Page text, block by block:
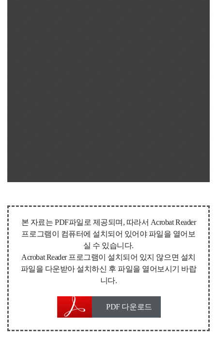
본 자료는 PDF파일로 제공되며, 따라서 Acrobat Reader
프로그램이 컴퓨터에 설치되어 있어야 파일을 열어보
실 수 있습니다.
Acrobat Reader 프로그램이 설치되어 있지 않으면 설치
파일을 다운받아 설치하신 후 파일을 열어보시기 바랍
니다.
PDF 다운로드